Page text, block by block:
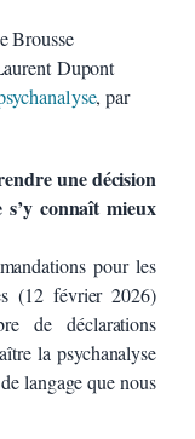
Brousse
Dupont
, par
une décision
connaît mieux
pour les
(12 février 2026)
de déclarations
la psychanalyse
langage que nous